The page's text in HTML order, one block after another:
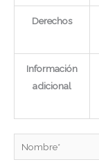
Derechos
Información
adicional
Nombre*